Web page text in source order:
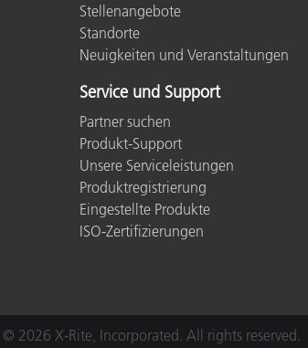
Stellenangebote
Standorte
Neuigkeiten und Veranstaltungen
Service und Support
Partner suchen
Produkt-Support
Unsere Serviceleistungen
Produktregistrierung
Eingestellte Produkte
ISO-Zertifizierungen
© 2026 X-Rite, Incorporated. All rights reserved.